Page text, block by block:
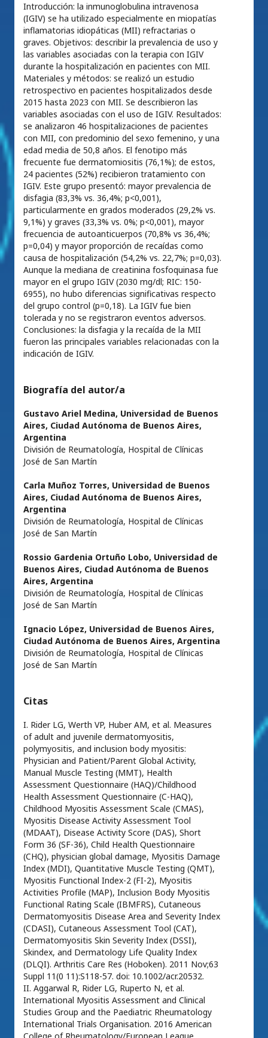
Introducción: la inmunoglobulina intravenosa
(IGIV) se ha utilizado especialmente en miopatías
inflamatorias idiopáticas (MII) refractarias o
graves. Objetivos: describir la prevalencia de uso y
las variables asociadas con la terapia con IGIV
durante la hospitalización en pacientes con MII.
Materiales y métodos: se realizó un estudio
retrospectivo en pacientes hospitalizados desde
2015 hasta 2023 con MII. Se describieron las
variables asociadas con el uso de IGIV. Resultados:
se analizaron 46 hospitalizaciones de pacientes
con MII, con predominio del sexo femenino, y una
edad media de 50,8 años. El fenotipo más
frecuente fue dermatomiositis (76,1%); de estos,
24 pacientes (52%) recibieron tratamiento con
IGIV. Este grupo presentó: mayor prevalencia de
disfagia (83,3% vs. 36,4%; p<0,001),
particularmente en grados moderados (29,2% vs.
9,1%) y graves (33,3% vs. 0%; p<0,001), mayor
frecuencia de autoanticuerpos (70,8% vs 36,4%;
p=0,04) y mayor proporción de recaídas como
causa de hospitalización (54,2% vs. 22,7%; p=0,03).
Aunque la mediana de creatinina fosfoquinasa fue
mayor en el grupo IGIV (2030 mg/dl; RIC: 150-
6955), no hubo diferencias significativas respecto
del grupo control (p=0,18). La IGIV fue bien
tolerada y no se registraron eventos adversos.
Conclusiones: la disfagia y la recaída de la MII
fueron las principales variables relacionadas con la
indicación de IGIV.
Biografía del autor/a
Gustavo Ariel Medina, Universidad de Buenos
Aires, Ciudad Autónoma de Buenos Aires,
Argentina
División de Reumatología, Hospital de Clínicas
José de San Martín
Carla Muñoz Torres, Universidad de Buenos
Aires, Ciudad Autónoma de Buenos Aires,
Argentina
División de Reumatología, Hospital de Clínicas
José de San Martín
Rossio Gardenia Ortuño Lobo, Universidad de
Buenos Aires, Ciudad Autónoma de Buenos
Aires, Argentina
División de Reumatología, Hospital de Clínicas
José de San Martín
Ignacio López, Universidad de Buenos Aires,
Ciudad Autónoma de Buenos Aires, Argentina
División de Reumatología, Hospital de Clínicas
José de San Martín
Citas
I. Rider LG, Werth VP, Huber AM, et al. Measures
of adult and juvenile dermatomyositis,
polymyositis, and inclusion body myositis:
Physician and Patient/Parent Global Activity,
Manual Muscle Testing (MMT), Health
Assessment Questionnaire (HAQ)/Childhood
Health Assessment Questionnaire (C-HAQ),
Childhood Myositis Assessment Scale (CMAS),
Myositis Disease Activity Assessment Tool
(MDAAT), Disease Activity Score (DAS), Short
Form 36 (SF-36), Child Health Questionnaire
(CHQ), physician global damage, Myositis Damage
Index (MDI), Quantitative Muscle Testing (QMT),
Myositis Functional Index-2 (FI-2), Myositis
Activities Profile (MAP), Inclusion Body Myositis
Functional Rating Scale (IBMFRS), Cutaneous
Dermatomyositis Disease Area and Severity Index
(CDASI), Cutaneous Assessment Tool (CAT),
Dermatomyositis Skin Severity Index (DSSI),
Skindex, and Dermatology Life Quality Index
(DLQI). Arthritis Care Res (Hoboken). 2011 Nov;63
Suppl 11(0 11):S118-57. doi: 10.1002/acr.20532.
II. Aggarwal R, Rider LG, Ruperto N, et al.
International Myositis Assessment and Clinical
Studies Group and the Paediatric Rheumatology
International Trials Organisation. 2016 American